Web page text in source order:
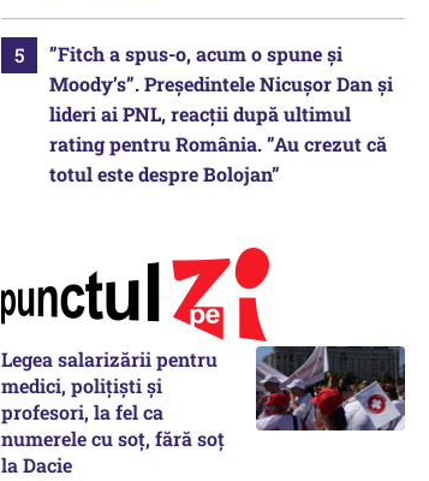
”Fitch a spus-o, acum o spune și
Moody’s”. Președintele Nicușor Dan și
lideri ai PNL, reacții după ultimul
rating pentru România. ”Au crezut că
totul este despre Bolojan”
Legea salarizării pentru
medici, polițiști și
profesori, la fel ca
numerele cu soț, fără soț
la Dacie